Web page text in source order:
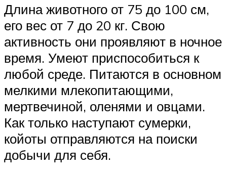
Длина животного от 75 до 100 см,
его вес от 7 до 20 кг. Свою
активность они проявляют в ночное
время. Умеют приспособиться к
любой среде. Питаются в основном
мелкими млекопитающими,
мертвечиной, оленями и овцами.
Как только наступают сумерки,
койоты отправляются на поиски
добычи для себя.